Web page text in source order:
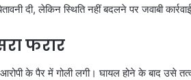
दी, लेकिन स्थिति नहीं बदलने पर जवाबी
फरार
आरोपी के पैर में गोली लगी। घायल होने के बाद उसे